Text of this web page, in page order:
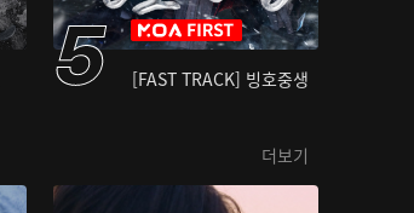
[FAST TRACK] 빙호중생
더보기